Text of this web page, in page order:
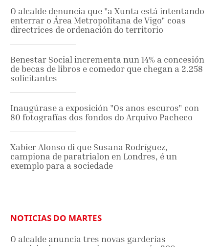
O alcalde denuncia que "a Xunta está intentando
enterrar o Área Metropolitana de Vigo" coas
directrices de ordenación do territorio
Benestar Social incrementa nun 14% a concesión
de becas de libros e comedor que chegan a 2.258
solicitantes
Inaugúrase a exposición "Os anos escuros" con
80 fotografías dos fondos do Arquivo Pacheco
Xabier Alonso di que Susana Rodríguez,
campiona de paratrialon en Londres, é un
exemplo para a sociedade
NOTICIAS DO MARTES
O alcalde anuncia tres novas garderías